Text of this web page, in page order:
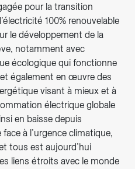
pour la transition
100% renouvelable
le développement de la
notamment avec
écologique qui fonctionne
également en œuvre des
visant à mieux et à
électrique globale
en baisse depuis
à l’urgence climatique,
tous est aujourd’hui
liens étroits avec le monde